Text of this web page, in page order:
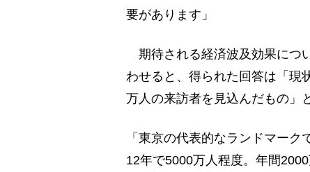
要があります」
期待される経済波及効果につ
わせると、得られた回答は「現
万人の来訪者を見込んだもの」
「東京の代表的なランドマー
12年で5000万人程度。年間